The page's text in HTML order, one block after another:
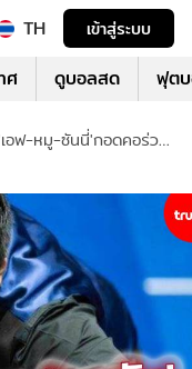
TH เข้าสู่ระบบ
ศ ดูบอลสด ฟุต
อฟ-หมู-ซันนี่'กอดคอร่วง